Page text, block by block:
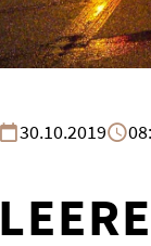
30.10.2019